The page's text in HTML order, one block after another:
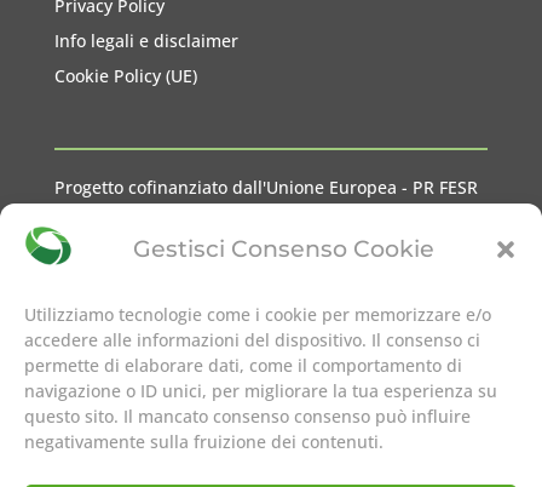
Gestisci Consenso Cookie
Utilizziamo tecnologie come i cookie per memorizzare e/o
accedere alle informazioni del dispositivo. Il consenso ci
permette di elaborare dati, come il comportamento di
navigazione o ID unici, per migliorare la tua esperienza su
questo sito. Il mancato consenso consenso può influire
negativamente sulla fruizione dei contenuti.
Privacy Policy
Info legali e disclaimer
Cookie Policy (UE)
Progetto cofinanziato dall'Unione Europea - PR FESR
seguici su